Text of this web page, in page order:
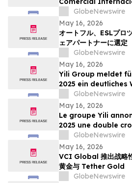
Arbitragem de
Inscrições Globais
Árbitros
GlobeNewswire
May 16, 2026
オートフル、ESLプロ
ェアパートナーに選定
GlobeNewswire
May 16, 2026
Yili Group meldet
2025 ein deutliches
und Gewinn; seit
Jahren ist der
gestiegen
GlobeNewswire
May 16, 2026
Le groupe Yili
2025 une double
d’affaires et de
ainsi une
chiffre d’affaires
introduction en
GlobeNewswire
May 16, 2026
VCI Global 推出战略
黄金与 Tether Gold
GlobeNewswire